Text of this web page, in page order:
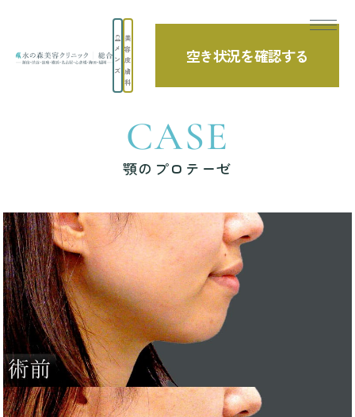
メ
ン
ズ
美
容
皮
膚
科
空き状況を確認する
TOP 症例写真 顎のプロテーゼ
CASE
顎のプロテーゼ